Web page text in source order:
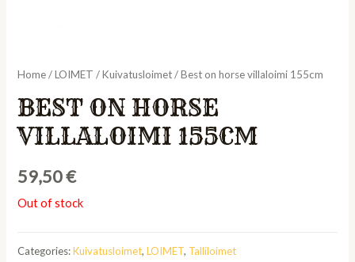
Home/LOIMET /Kuivatusloimet/ Best on horse villaloimi 155cm
BEST ON HORSE
VILLALOIMI 155CM
59,50€
Out of stock
Categories:Kuivatusloimet,LOIMET, Talliloimet